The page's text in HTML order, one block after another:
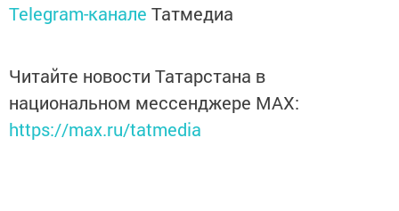
Telegram-канале Татмедиа
Читайте новости Татарстана в
национальном мессенджере MАХ:
https://max.ru/tatmedia